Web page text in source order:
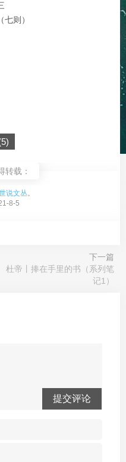
则）
5)
转载：
说文丛。
8-5
下一篇
杜帝丨捧在手里的书（系列笔
记1）
提交评论